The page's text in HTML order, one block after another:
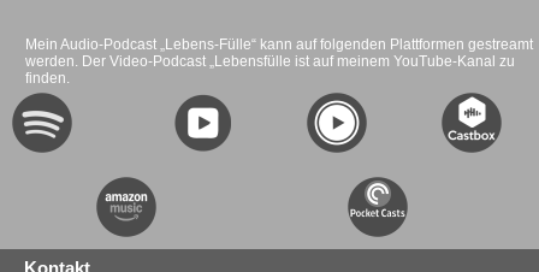
Mein Audio-Podcast „Lebens-Fülle“ kann auf folgenden Plattformen gestreamt
werden. Der Video-Podcast „Lebensfülle ist auf meinem YouTube-Kanal zu
finden.
Kontakt